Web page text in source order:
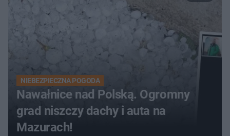
NIEBEZPIECZNA POGODA
Nawałnice nad Polską. Ogromny
grad niszczy dachy i auta na
Mazurach!